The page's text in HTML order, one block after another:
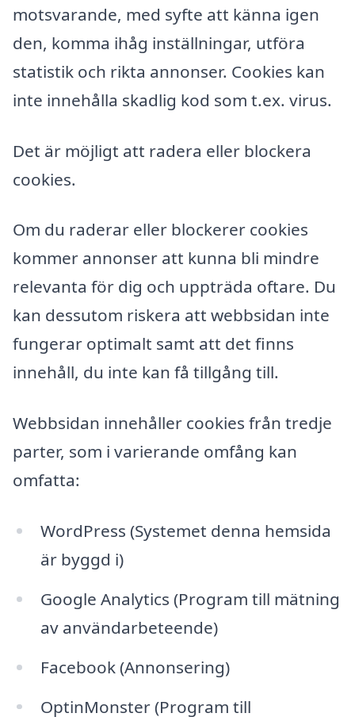
motsvarande, med syfte att känna igen
den, komma ihåg inställningar, utföra
statistik och rikta annonser. Cookies kan
inte innehålla skadlig kod som t.ex. virus.
Det är möjligt att radera eller blockera
cookies.
Om du raderar eller blockerer cookies
kommer annonser att kunna bli mindre
relevanta för dig och uppträda oftare. Du
kan dessutom riskera att webbsidan inte
fungerar optimalt samt att det finns
innehåll, du inte kan få tillgång till.
Webbsidan innehåller cookies från tredje
parter, som i varierande omfång kan
omfatta:
WordPress (Systemet denna hemsida
är byggd i)
Google Analytics (Program till mätning
av användarbeteende)
Facebook (Annonsering)
OptinMonster (Program till